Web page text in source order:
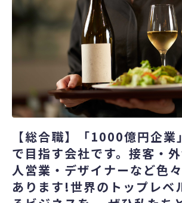
【総合職】「1000億円企業
で目指す会社です。接客・
人営業・デザイナーなど色
あります!世界のトップレベ